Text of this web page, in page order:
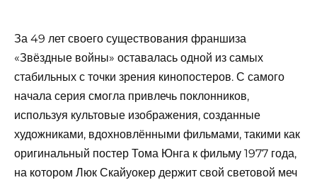
За 49 лет своего существования франшиза
«Звёздные войны» оставалась одной из самых
стабильных с точки зрения кинопостеров. С самого
начала серия смогла привлечь поклонников,
используя культовые изображения, созданные
художниками, вдохновлёнными фильмами, такими как
оригинальный постер Тома Юнга к фильму 1977 года,
на котором Люк Скайуокер держит свой световой меч